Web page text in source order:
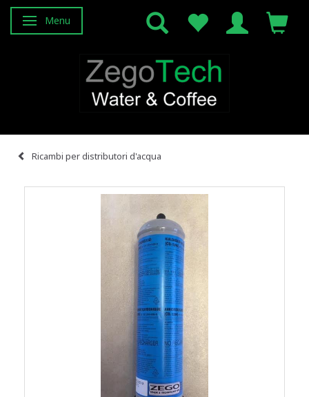
Attiva/disattiva navigazione
Menu
Ricambi per distributori d'acqua